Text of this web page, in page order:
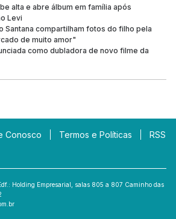
alta e abre álbum em família após
Levi
Santana compartilham fotos do filho pela
de muito amor"
como dubladora de novo filme da
Conosco Termos e Políticas RSS
Holding Empresarial, salas 805 a 807 Caminho das